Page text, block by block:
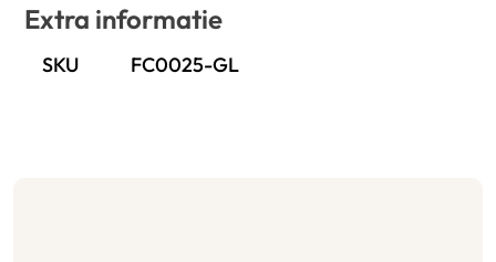
Extra informatie
SKU FC0025-GL